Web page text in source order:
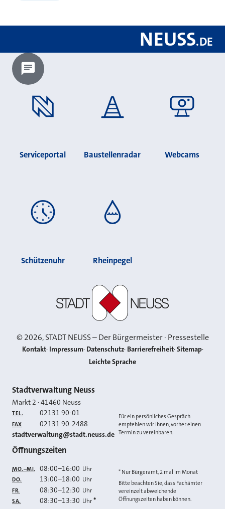
NEUSS.DE
Chatbot laden?
Serviceportal Baustellenradar Webcams
Schützenuhr Rheinpegel
©2026, STADT NEUSS – Der Bürgermeister · Pressestelle
Kontakt Impressum Datenschutz Barrierefreiheit Sitemap
Leichte Sprache
Kontakt
Stadtverwaltung Neuss
Markt 2 ·41460 Neuss
TEL. 02131 90-01
FAX 02131 90-2488
E-MAIL
stadtverwaltung@stadt.neuss.de
Für ein persönliches Gespräch
empfehlen wir Ihnen, vorher einen
Termin zu vereinbaren.
Öffnungszeiten
MO.–MI. 08:00–16:00 Uhr
DO. 13:00–18:00 Uhr
FR. 08:30–12:30 Uhr
SA. 08:30–13:30 Uhr *
* Nur Bürgeramt, 2 mal im Monat
Bitte beachten Sie, dass Fachämter
vereinzelt abweichende
Öffnungszeiten haben können.